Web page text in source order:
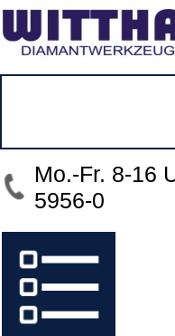
Mo.-Fr. 8-16
5956-0